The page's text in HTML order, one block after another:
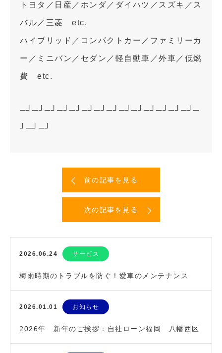
トヨタ／日産／ホンダ／ダイハツ／スズキ／ス
バル／三菱 etc.
ハイブリッド／コンパクトカー／ファミリーカ
ー／ミニバン／セダン／軽自動車／外車／低燃
費 etc.
─┘─┘─┘─┘─┘─┘─┘─┘─┘─┘─┘─┘─┘─┘─
┘─┘─┘
前の記事を見る
次の記事を見る
2026.06.24 サービス
梅雨時期のトラブルを防ぐ！愛車のメンテナンス
2026.01.01 お知らせ
2026年 新年のご挨拶：自社ローン福岡 八幡西区